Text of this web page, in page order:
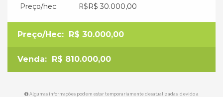
Preço/hec: R$R$ 30.000,00
Preço/Hec: R$ 30.000,00
Venda: R$ 810.000,00
Algumas informações podem estar temporariamente desatualizadas, devido a